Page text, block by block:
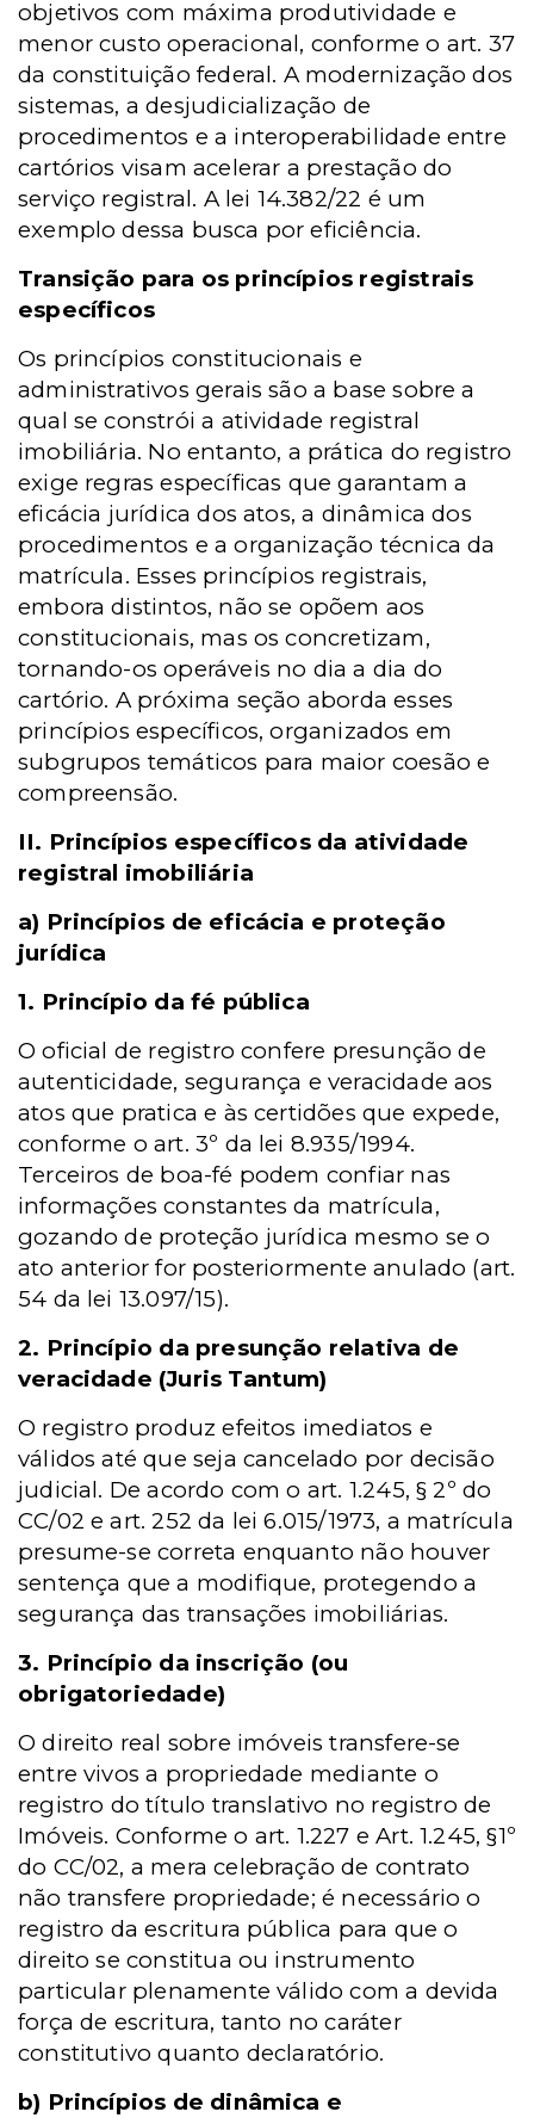
objetivos com máxima produtividade e
menor custo operacional, conforme o art. 37
da constituição federal. A modernização dos
sistemas, a desjudicialização de
procedimentos e a interoperabilidade entre
cartórios visam acelerar a prestação do
serviço registral. A lei 14.382/22 é um
exemplo dessa busca por eficiência.
Transição para os princípios registrais
específicos
Os princípios constitucionais e
administrativos gerais são a base sobre a
qual se constrói a atividade registral
imobiliária. No entanto, a prática do registro
exige regras específicas que garantam a
eficácia jurídica dos atos, a dinâmica dos
procedimentos e a organização técnica da
matrícula. Esses princípios registrais,
embora distintos, não se opõem aos
constitucionais, mas os concretizam,
tornando-os operáveis no dia a dia do
cartório. A próxima seção aborda esses
princípios específicos, organizados em
subgrupos temáticos para maior coesão e
compreensão.
II. Princípios específicos da atividade
registral imobiliária
a) Princípios de eficácia e proteção
jurídica
1. Princípio da fé pública
O oficial de registro confere presunção de
autenticidade, segurança e veracidade aos
atos que pratica e às certidões que expede,
conforme o art. 3º da lei 8.935/1994.
Terceiros de boa-fé podem confiar nas
informações constantes da matrícula,
gozando de proteção jurídica mesmo se o
ato anterior for posteriormente anulado (art.
54 da lei 13.097/15).
2. Princípio da presunção relativa de
veracidade (Juris Tantum)
O registro produz efeitos imediatos e
válidos até que seja cancelado por decisão
judicial. De acordo com o art. 1.245, § 2º do
CC/02 e art. 252 da lei 6.015/1973, a matrícula
presume-se correta enquanto não houver
sentença que a modifique, protegendo a
segurança das transações imobiliárias.
3. Princípio da inscrição (ou
obrigatoriedade)
O direito real sobre imóveis transfere-se
entre vivos a propriedade mediante o
registro do título translativo no registro de
Imóveis. Conforme o art. 1.227 e Art. 1.245, §1º
do CC/02, a mera celebração de contrato
não transfere propriedade; é necessário o
registro da escritura pública para que o
direito se constitua ou instrumento
particular plenamente válido com a devida
força de escritura, tanto no caráter
constitutivo quanto declaratório.
b) Princípios de dinâmica e